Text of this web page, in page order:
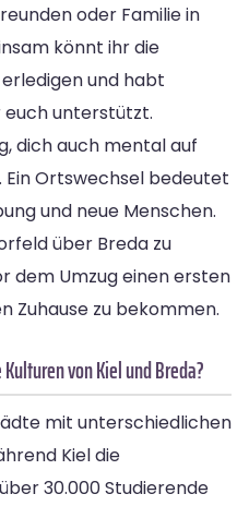
oder Familie in
könnt ihr die
und habt
euch unterstützt.
dich auch mental auf
Ortswechsel bedeutet
und neue Menschen.
über Breda zu
dem Umzug einen ersten
Zuhause zu bekommen.
von Kiel und Breda?
mit unterschiedlichen
Kiel die
30.000 Studierende